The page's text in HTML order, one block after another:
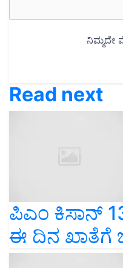
Read next
ಪಿಎಂ ಕಿಸಾನ್‌
ಈ ದಿನ ಖಾತೆಗೆ